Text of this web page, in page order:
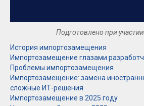
Подготовлено при участии
История импортозамещения
Импортозамещение глазами
Проблемы импортозамещения
Импортозамещение: замена
сложные ИТ-решения
Импортозамещение в 2025 году